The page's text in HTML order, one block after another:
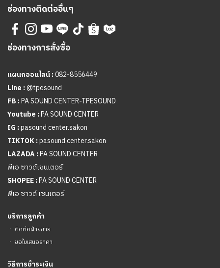
ช่องทางติดต่ออื่นๆ
ช่องทางการสั่งซื้อ
แผนกออนไลน์ :082-8556449
Line :@tpesound
FB :PA SOUND CENTER-TPESOUND
Youtube :PA SOUND CENTER
IG :pasound center.sakon
TIKTOK :pasound center.sakon
LAZADA :PA SOUND CENTER
พีเอ ซาวด์เซนเตอร์
SHOPEE :PA SOUND CENTER
พีเอ ซาวด์ เซนเตอร์
บริการลูกค้า
ㆍ ติดต่อฝ่ายขาย
ㆍ ขอใบเสนอราคา
วิธีการชำระเงิน